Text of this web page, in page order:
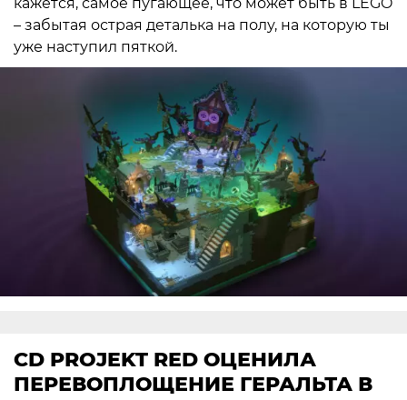
– забытая острая деталька на полу, на которую ты
уже наступил пяткой.
CD PROJEKT RED ОЦЕНИЛА
ПЕРЕВОПЛОЩЕНИЕ ГЕРАЛЬТА В